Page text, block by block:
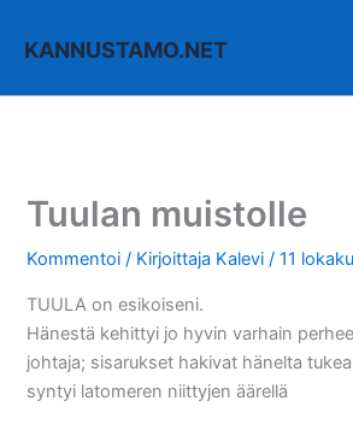
sisältöön
KANNUSTAMO.NET
Tuulan muistolle
Kommentoi / Kirjoittaja Kalevi/11
TUULA on esikoiseni.
Hänestä kehittyi jo hyvin varhain
johtaja; sisarukset hakivat hänelta
syntyi latomeren niittyjen äärellä